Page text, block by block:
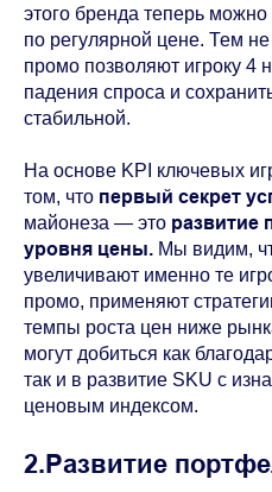
этого бренда теперь
по регулярной цене. Тем
промо позволяют игроку 4
падения спроса и
стабильной.
На основе KPI ключевых
том, что первый секрет
майонеза — это развитие
уровня цены. Мы видим,
увеличивают именно те
промо, применяют
темпы роста цен ниже
могут добиться как
так и в развитие SKU с
ценовым индексом.
2.Развитие